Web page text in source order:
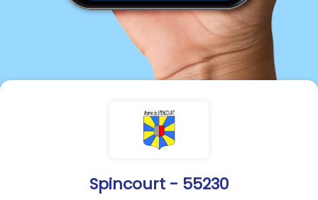
Spincourt - 55230
Lundi 14h00-17h00
Mardi-Jeudi-Vendredi 9h00-
En dehors de ces horaires,
en contactant la mairie par
téléphone ou par mail.